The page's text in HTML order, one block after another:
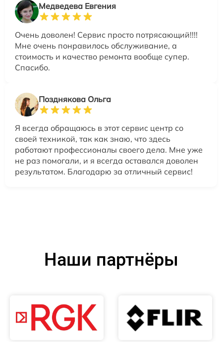
Медведева Евгения
Очень доволен! Сервис просто потрясающий!!!!
Мне очень понравилось обслуживание, а
стоимость и качество ремонта вообще супер.
Спасибо.
Позднякова Ольга
Я всегда обращаюсь в этот сервис центр со
своей техникой, так как знаю, что здесь
работают профессионалы своего дела. Мне уже
не раз помогали, и я всегда оставался доволен
результатом. Благодарю за отличный сервис!
Наши партнёры